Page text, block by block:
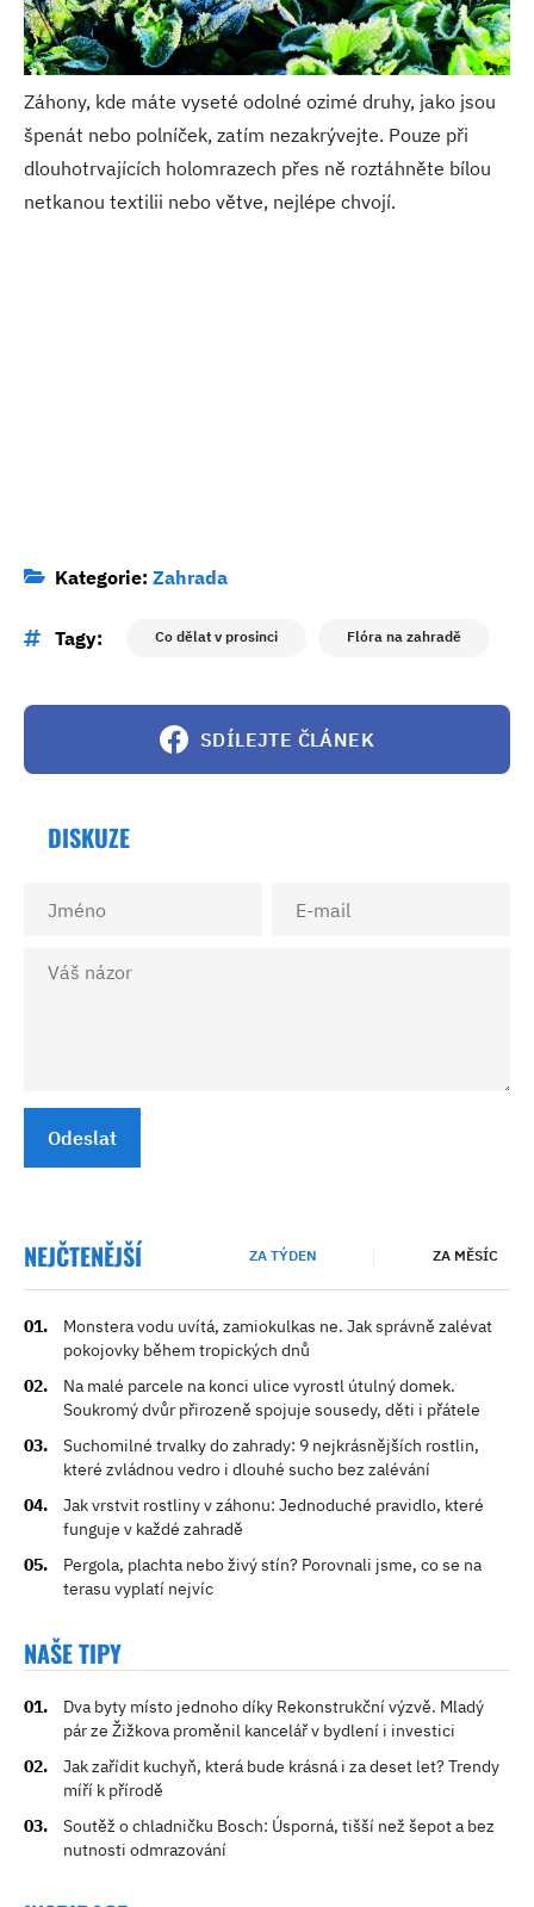
Záhony, kde máte vyseté odolné ozimé druhy, jako jsou
špenát nebo polníček, zatím nezakrývejte. Pouze při
dlouhotrvajících holomrazech přes ně roztáhněte bílou
netkanou textilii nebo větve, nejlépe chvojí.
Kategorie: Zahrada
Tagy: Co dělat v prosinci Flóra na zahradě
SDÍLEJTE ČLÁNEK
DISKUZE
Odeslat
NEJČTENĚJŠÍ ZA TÝDEN ZA MĚSÍC
Monstera vodu uvítá, zamiokulkas ne. Jak správně zalévat
pokojovky během tropických dnů
Na malé parcele na konci ulice vyrostl útulný domek.
Soukromý dvůr přirozeně spojuje sousedy, děti i přátele
Suchomilné trvalky do zahrady: 9 nejkrásnějších rostlin,
které zvládnou vedro i dlouhé sucho bez zalévání
Jak vrstvit rostliny v záhonu: Jednoduché pravidlo, které
funguje v každé zahradě
Pergola, plachta nebo živý stín? Porovnali jsme, co se na
terasu vyplatí nejvíc
NAŠE TIPY
Dva byty místo jednoho díky Rekonstrukční výzvě. Mladý
pár ze Žižkova proměnil kancelář v bydlení i investici
Jak zařídit kuchyň, která bude krásná i za deset let? Trendy
míří k přírodě
Soutěž o chladničku Bosch: Úsporná, tišší než šepot a bez
nutnosti odmrazování